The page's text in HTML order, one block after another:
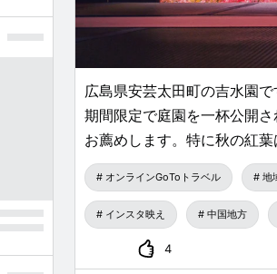
広島県安芸太田町の吉水園で
期間限定で庭園を一杯公開
お薦めします。特に秋の紅葉
オンラインGoToトラベル 地
インスタ映え 中国地方
4